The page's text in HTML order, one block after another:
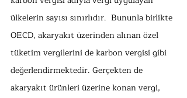
ülkelerin sayısı sınırlıdır.  Bununla birlikte
OECD, akaryakıt üzerinden alınan özel
tüketim vergilerini de karbon vergisi gibi
değerlendirmektedir. Gerçekten de
akaryakıt ürünleri üzerine konan vergi,